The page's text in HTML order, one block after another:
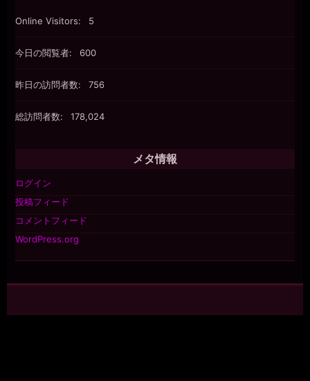
Online Visitors: 5
今日の閲覧者: 600
昨日の訪問者数: 756
総訪問者数: 178,024
メタ情報
ログイン
投稿フィード
コメントフィード
WordPress.org